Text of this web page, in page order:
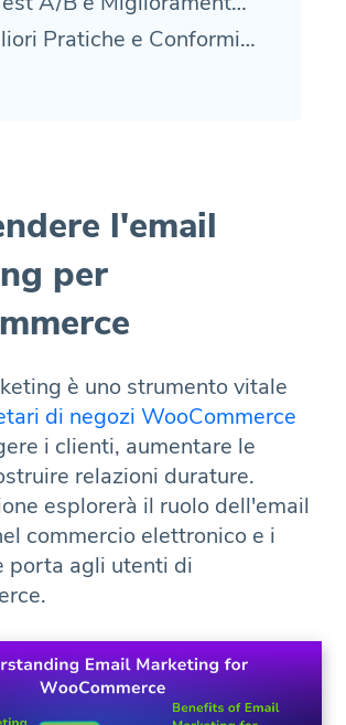
Pratiche e Conformità Legale
l'email
per
è uno strumento vitale
di negozi WooCommerce
i clienti, aumentare le
relazioni durature.
esplorerà il ruolo dell'email
commercio elettronico e i
porta agli utenti di